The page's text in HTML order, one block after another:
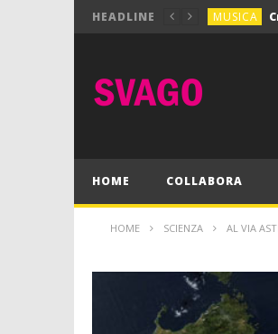
HEADLINE MUSICA
MUSICA
HOME COLLABORA
HOME SCIENZA AL VIA